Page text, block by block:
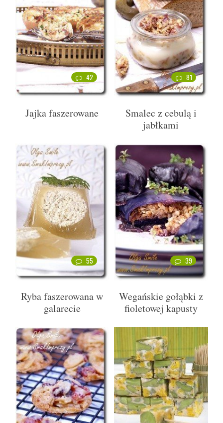
42
Jajka faszerowane
81
Smalec z cebulą i
jabłkami
55
Ryba faszerowana w
galarecie
39
Wegańskie gołąbki z
fioletowej kapusty